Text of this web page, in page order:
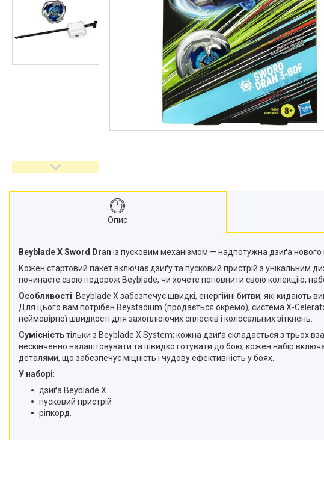
Засоби особистої гігієни
Дитяче харчування
Одяг дитячий
батьків
Опис
Beyblade X Sword Dran із пусковим механізмом — надпотужна дзиґа
Кожен стартовий пакет включає дзиґу та пусковий пристрій з унікальним
починаєте свою подорож Beyblade, чи хочете поповнити свою колекцію,
Особливості: Beyblade X забезпечує швидкі, енергійні битви, які кидають
Для цього вам потрібен Beystadium (продається окремо); система X-
неймовірної швидкості для захоплюючих сплесків і колосальних зіткнень.
Сумісністьтільки з Beyblade X System; кожна дзиґа складається з трьох
нескінченно налаштовувати та швидко готувати до бою; кожен набір
деталями, що забезпечує міцність і чудову ефективність у боях.
У наборі:
дзиґа Beyblade X
пусковий пристрій
ріпкорд.